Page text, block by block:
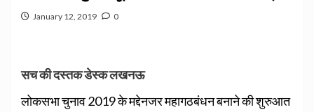
January 12, 2019 0
सच की दस्तक डेस्क लखनऊ
लोकसभा चुनाव 2019 के मद्देनजर महागठबंधन बनाने की शुरुआत